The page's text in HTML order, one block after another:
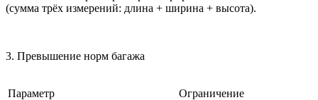
(сумма трёх измерений: длина + ширина + высота).
3. Превышение норм багажа
Параметр Ограничение